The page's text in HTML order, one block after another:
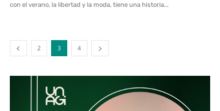
con el verano, la libertad y la moda, tiene una historia...
2 3 4